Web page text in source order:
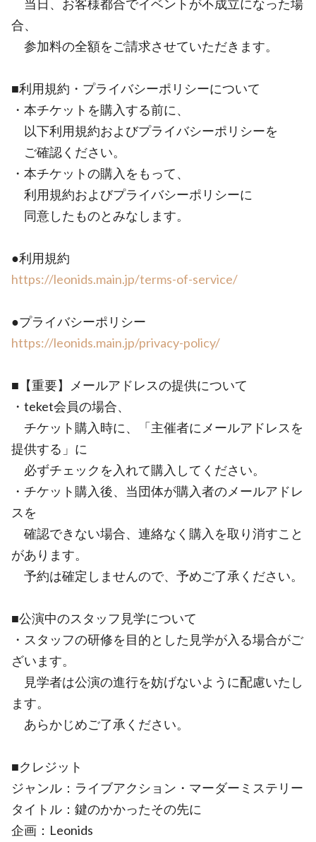
当日、お客様都合でイベントが不成立になった場
合、
参加料の全額をご請求させていただきます。
■利用規約・プライバシーポリシーについて
・本チケットを購入する前に、
以下利用規約およびプライバシーポリシーを
ご確認ください。
・本チケットの購入をもって、
利用規約およびプライバシーポリシーに
同意したものとみなします。
●利用規約
https://leonids.main.jp/terms-of-service/
●プライバシーポリシー
https://leonids.main.jp/privacy-policy/
■【重要】メールアドレスの提供について
・teket会員の場合、
チケット購入時に、「主催者にメールアドレスを
提供する」に
必ずチェックを入れて購入してください。
・チケット購入後、当団体が購入者のメールアドレ
スを
確認できない場合、連絡なく購入を取り消すこと
があります。
予約は確定しませんので、予めご了承ください。
■公演中のスタッフ見学について
・スタッフの研修を目的とした見学が入る場合がご
ざいます。
見学者は公演の進行を妨げないように配慮いたし
ます。
あらかじめご了承ください。
■クレジット
ジャンル：ライブアクション・マーダーミステリー
タイトル：鍵のかかったその先に
企画：Leonids